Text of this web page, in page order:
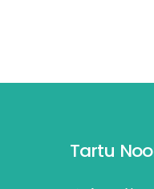
Tartu